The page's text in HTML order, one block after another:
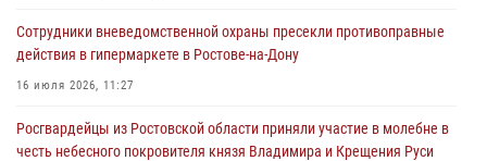
16 июля 2026, 11:27
Конкурс профессионального мастерства взрывотехников прошел в
15 июля 2026, 06:39
Сотрудники вневедомственной охраны пресекли противоправные
действия в гипермаркете в Ростове-на-Дону
16 июля 2026, 11:27
Росгвардейцы из Ростовской области приняли участие в молебне в
честь небесного покровителя князя Владимира и Крещения Руси